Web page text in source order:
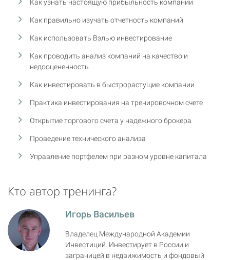
Как узнать настоящую прибыльность компании
Как правильно изучать отчетность компаний
Как использовать Вэлью инвестирование
Как проводить анализ компаний на качество и
недооцененность
Как инвестировать в быстрорастущие компании
Практика инвестирования на тренировочном счете
Открытие торгового счета у надежного брокера
Проведение технического анализа
Управление портфелем при разном уровне капитала
Кто автор тренинга?
Игорь Васильев
Владелец Международной Академии
Инвестиций. Инвестирует в России и
заграницей в недвижимость и фондовый